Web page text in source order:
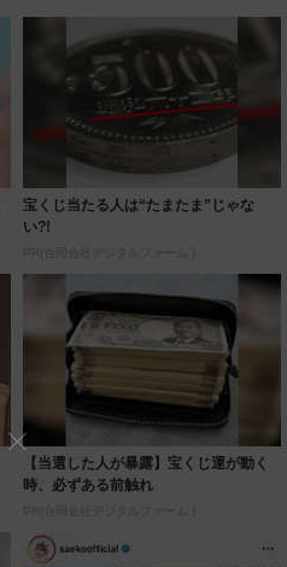
宝くじ当たる人は“たまたま”じゃな
い?!
PR(合同会社デジタルファーム )
【当選した人が暴露】宝くじ運が動く
時、必ずある前触れ
PR(合同会社デジタルファーム )